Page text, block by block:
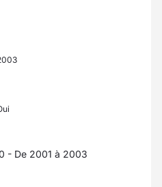
- De 2001 à 2003